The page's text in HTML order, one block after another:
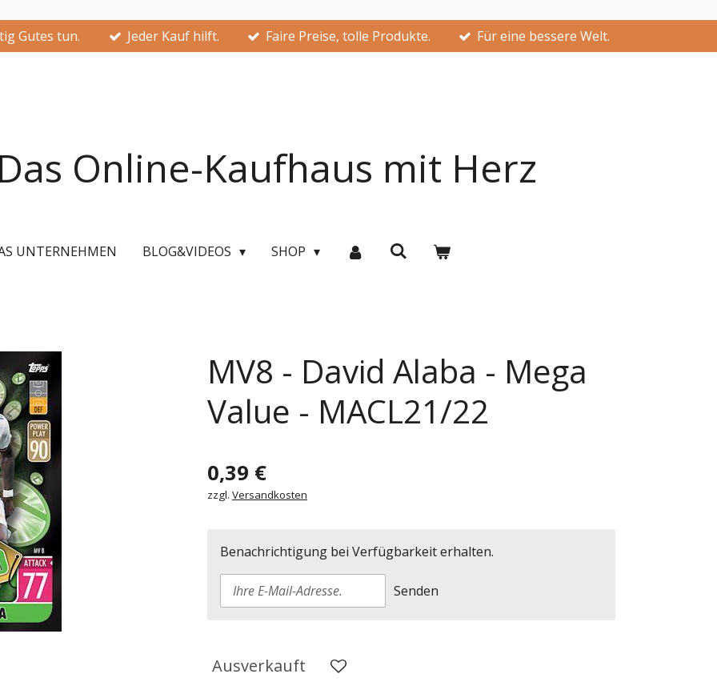
Gutes tun. Jeder Kauf hilft. Faire Preise, tolle Produkte. Für eine bessere Welt.
Das Online-Kaufhaus mit Herz
UNTERNEHMEN BLOG&VIDEOS SHOP
MV8 - David Alaba - Mega
Value - MACL21/22
0,39 €
zzgl. Versandkosten
Benachrichtigung bei Verfügbarkeit erhalten.
Senden
Ausverkauft